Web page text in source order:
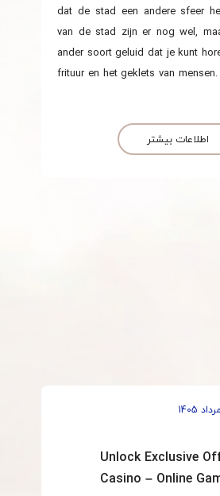
dat de stad een andere sfeer
van de stad zijn er nog wel,
ander soort geluid dat je kunt
frituur en het geklets van
اطلاعات بیشتر
Unlock Exclusive
Casino – Online